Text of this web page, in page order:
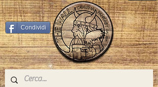
© Copyright
Condividi